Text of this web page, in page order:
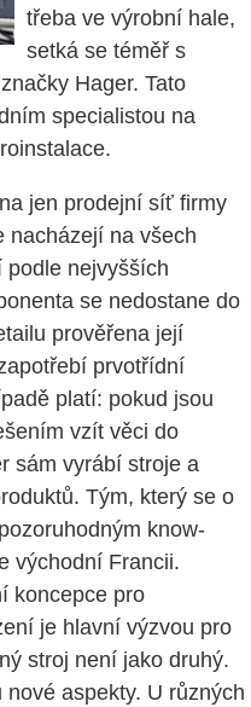
třeba ve výrobní hale,
setká se téměř s
Hager. Tato
specialistou na
jen prodejní síť firmy
nacházejí na všech
podle nejvyšších
se nedostane do
prověřena její
prvotřídní
platí: pokud jsou
vzít věci do
sám vyrábí stroje a
Tým, který se o
know-
východní Francii.
koncepce pro
je hlavní výzvou pro
stroj není jako druhý.
aspekty. U různých